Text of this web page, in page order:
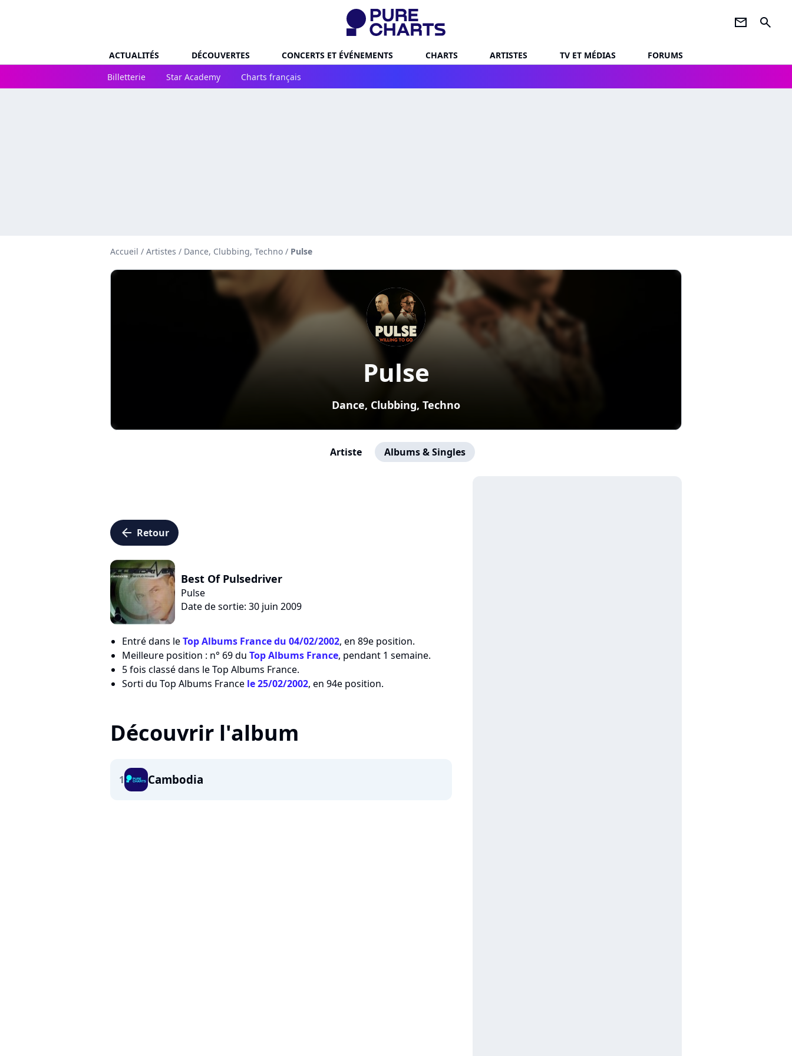
newsletter search
ACTUALITÉS DÉCOUVERTES CONCERTS ET ÉVÉNEMENTS CHARTS ARTISTES TV ET MÉDIAS
FORUMS
Billetterie
Star Academy Charts français
Accueil / Artistes / Dance, Clubbing, Techno / Pulse
Pulse
Dance, Clubbing, Techno
Artiste Albums & Singles
arrow_left Retour
Best Of Pulsedriver
Pulse
Date de sortie: 30 juin 2009
Entré dans leTop Albums France du 04/02/2002, en 89e position.
Meilleure position : n° 69 du Top Albums France, pendant 1 semaine.
5 fois classé dans le Top Albums France.
Sorti du Top Albums France le 25/02/2002, en 94e position.
Découvrir l'album
1 Cambodia